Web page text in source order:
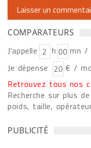
COMPARATEURS
J'appelle h
mn /
Je dépense
€ /
Retrouvez tous nos
Recherche sur plus
poids, taille,
PUBLICITÉ